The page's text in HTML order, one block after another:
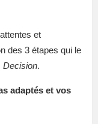
et
des 3 étapes qui le
Decision.
adaptés et vos